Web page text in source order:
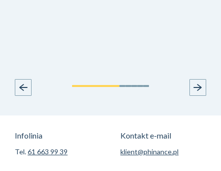
Infolinia
Tel.61 663 99 39
Kontakt e-mail
klient@phinance.pl